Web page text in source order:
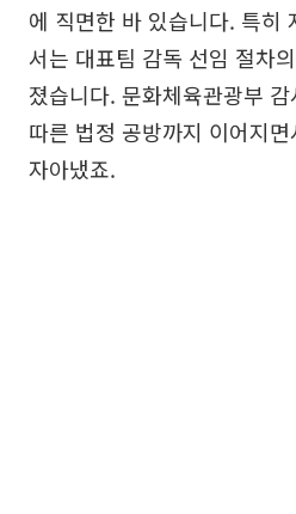
에 직면한 바 있습니다. 특히
서는 대표팀 감독 선임 절차
졌습니다. 문화체육관광부
따른 법정 공방까지 이어지
자아냈죠.